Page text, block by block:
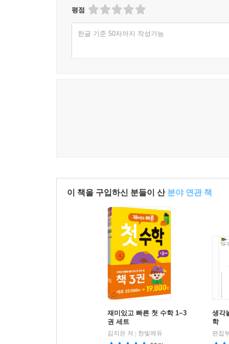
평점
한글 기준 50자까지 작성가능
이 책을 구입하신 분들이 산 분야 연관 책
재미있고 빠른 첫 수학 1~3
권 세트
김지은 저 | 한빛에듀
생각
학
편집